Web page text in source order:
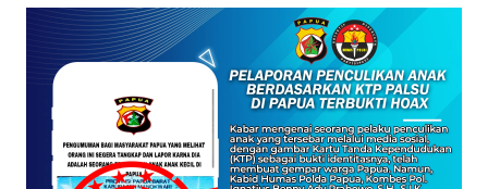
NTT
WN
WN
PAPUA